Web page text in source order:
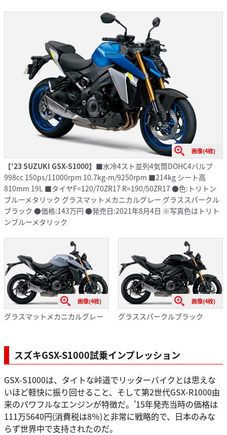
画像(4枚)
【’23 SUZUKI GSX-S1000】 ■水冷4スト並列4気筒DOHC4バルブ
998cc 150ps/11000rpm 10.7kg-m/9250rpm ■214kg シート高
810mm 19L ■タイヤF=120/70ZR17 R=190/50ZR17 ●色:トリトン
ブルーメタリック グラスマットメカニカルグレー グラススパークル
ブラック ●価格:143万円 ●発売日:2021年8月4日 ※写真色はトリト
ンブルーメタリック
画像(4枚)
グラスマットメカニカルグレー
画像(4枚)
グラススパークルブラック
スズキGSX-S1000試乗インプレッション
GSX-S1000は、タイトな峠道でリッターバイクとは思えな
いほど軽快に振り回せること、そして第2世代GSX-R1000由
来のパワフルなエンジンが特徴だ。’15年発売当時の価格は
111万5640円(消費税は8％)と非常に戦略的で、日本のみな
らず世界中で支持されたのだ。